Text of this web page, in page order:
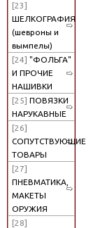
[23]
ШЕЛКОГРАФИЯ
(шевроны и
вымпелы)
[24] "ФОЛЬГА"
И ПРОЧИЕ
НАШИВКИ
[25] ПОВЯЗКИ
НАРУКАВНЫЕ
[26]
СОПУТСТВУЮЩИЕ
ТОВАРЫ
[27]
ПНЕВМАТИКА,
МАКЕТЫ
ОРУЖИЯ
[28]